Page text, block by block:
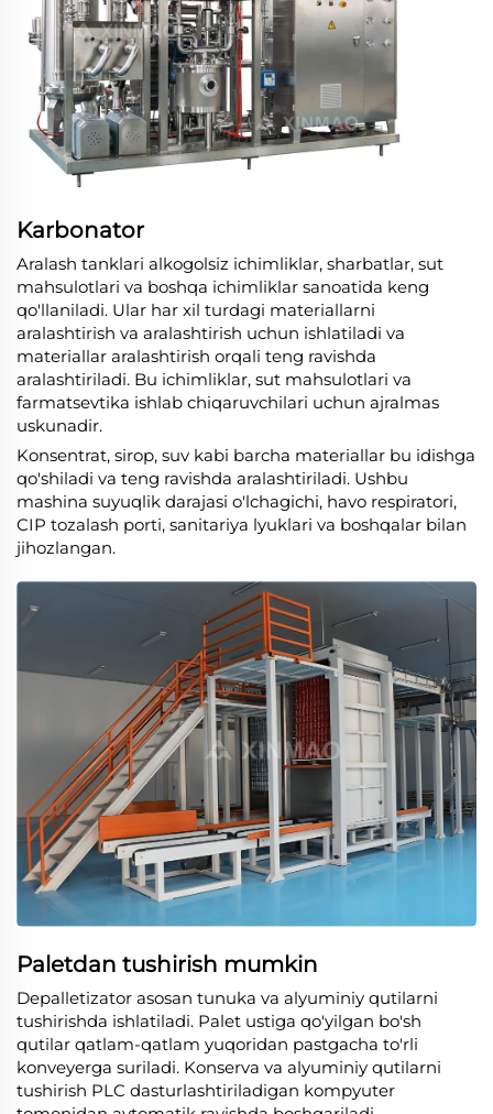
Karbonator
Aralash tanklari alkogolsiz ichimliklar, sharbatlar, sut
mahsulotlari va boshqa ichimliklar sanoatida keng
qo'llaniladi. Ular har xil turdagi materiallarni
aralashtirish va aralashtirish uchun ishlatiladi va
materiallar aralashtirish orqali teng ravishda
aralashtiriladi. Bu ichimliklar, sut mahsulotlari va
farmatsevtika ishlab chiqaruvchilari uchun ajralmas
uskunadir.
Konsentrat, sirop, suv kabi barcha materiallar bu idishga
qo'shiladi va teng ravishda aralashtiriladi. Ushbu
mashina suyuqlik darajasi o'lchagichi, havo respiratori,
CIP tozalash porti, sanitariya lyuklari va boshqalar bilan
jihozlangan.
Paletdan tushirish mumkin
Depalletizator asosan tunuka va alyuminiy qutilarni
tushirishda ishlatiladi. Palet ustiga qo'yilgan bo'sh
qutilar qatlam-qatlam yuqoridan pastgacha to'rli
konveyerga suriladi. Konserva va alyuminiy qutilarni
tushirish PLC dasturlashtiriladigan kompyuter